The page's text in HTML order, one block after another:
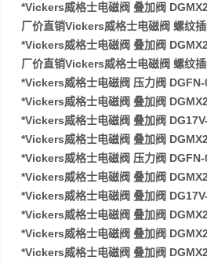
*Vickers威格士电磁阀 叠加阀
厂价直销Vickers威格士电磁阀 螺纹
*Vickers威格士电磁阀 叠加阀
厂价直销Vickers威格士电磁阀 螺纹
*Vickers威格士电磁阀 压力阀
*Vickers威格士电磁阀 叠加阀
*Vickers威格士电磁阀 叠加阀
*Vickers威格士电磁阀 叠加阀
*Vickers威格士电磁阀 压力阀
*Vickers威格士电磁阀 叠加阀
*Vickers威格士电磁阀 叠加阀
*Vickers威格士电磁阀 叠加阀
*Vickers威格士电磁阀 叠加阀
*Vickers威格士电磁阀 叠加阀